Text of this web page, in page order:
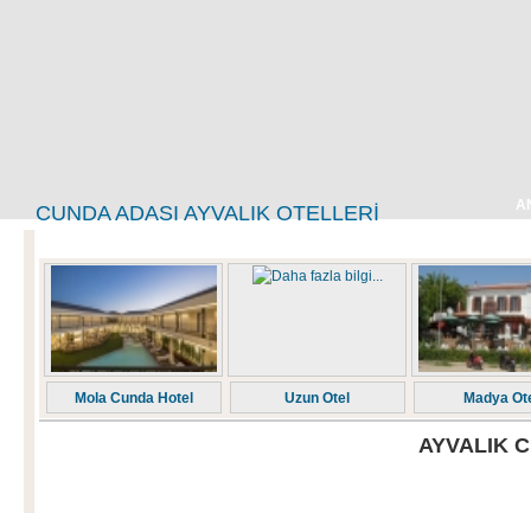
CUNDA ADASI AYVALIK OTELLERI
Mola Cunda Hotel Uzun Otel Madya
AYVALIK